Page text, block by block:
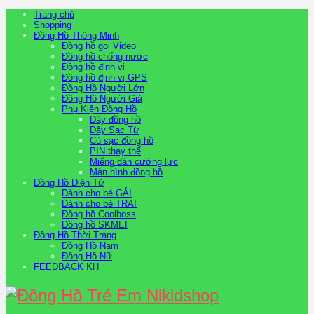
Trang chủ
Shopping
Đồng Hồ Thông Minh
Đồng hồ gọi Video
Đồng hồ chống nước
Đồng hồ định vị
Đồng hồ định vị GPS
Đồng Hồ Người Lớn
Đồng Hồ Người Già
Phụ Kiện Đồng Hồ
Dây đồng hồ
Dây Sạc Từ
Củ sạc đồng hồ
PIN thay thế
Miếng dán cường lực
Màn hình đồng hồ
Đồng Hồ Điện Tử
Dành cho bé GÁI
Dành cho bé TRAI
Đồng hồ Coolboss
Đồng hồ SKMEI
Đồng Hồ Thời Trang
Đồng Hồ Nam
Đồng Hồ Nữ
FEEDBACK KH